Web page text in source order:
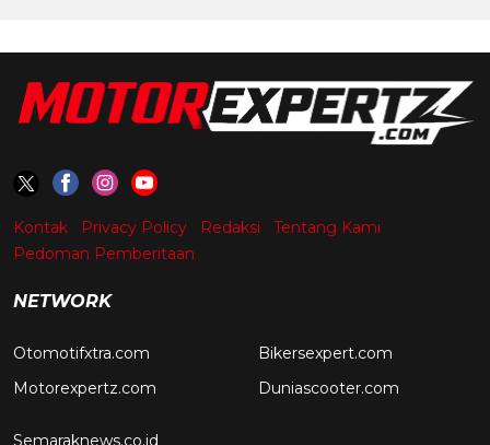
Kontak Privacy Policy Redaksi
Tentang Kami
Pedoman Pemberitaan
NETWORK
Otomotifxtra.com
Motorexpertz.com
Bikersexpert.com
Duniascooter.com
Semaraknews.co.id